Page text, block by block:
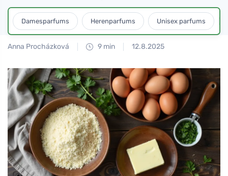
Damesparfums Herenparfums Unisex parfums
Anna Procházková 9 min 12.8.2025